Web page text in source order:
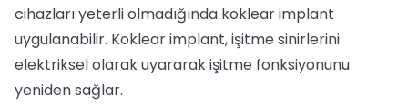
cihazları yeterli olmadığında koklear implant
uygulanabilir. Koklear implant, işitme sinirlerini
elektriksel olarak uyararak işitme fonksiyonunu
yeniden sağlar.